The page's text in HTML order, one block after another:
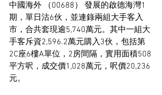
中國海外 （00688） 發展的啟德海灣1
期，單日沽6伙，並連錄兩組大手客入
市，合共套現逾5,740萬元。其中一組大
手客斥資2,596.2萬元購入3伙，包括第
2C座6樓A單位，2房間隔，實用面積508
平方呎，成交價1,028萬元，呎價20,236
元。